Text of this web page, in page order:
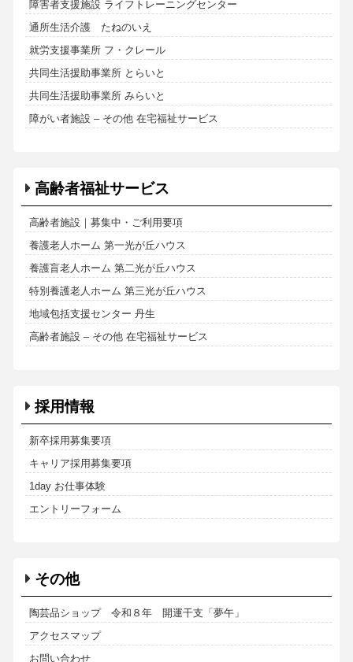
障害者支援施設 ライフトレーニングセンター
通所生活介護 たねのいえ
就労支援事業所 フ・クレール
共同生活援助事業所 とらいと
共同生活援助事業所 みらいと
障がい者施設 – その他 在宅福祉サービス
高齢者福祉サービス
高齢者施設｜募集中・ご利用要項
養護老人ホーム 第一光が丘ハウス
養護盲老人ホーム 第二光が丘ハウス
特別養護老人ホーム 第三光が丘ハウス
地域包括支援センター 丹生
高齢者施設 – その他 在宅福祉サービス
採用情報
新卒採用募集要項
キャリア採用募集要項
1day お仕事体験
エントリーフォーム
その他
陶芸品ショップ 令和８年 開運干支「夢午」
アクセスマップ
お問い合わせ